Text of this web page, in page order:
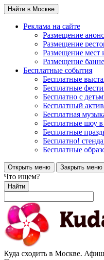
Найти в Москве
Реклама на сайте
Размещение
Размещение
Размещение мест
Размещение
Бесплатные события
Бесплатные
Бесплатные
Бесплатно с
Бесплатный
Бесплатная
Бесплатные шоу
Бесплатные
Бесплатно!
Бесплатные
Открыть меню Закрыть меню
Что ищем?
Найти
Куда сходить в Москве.